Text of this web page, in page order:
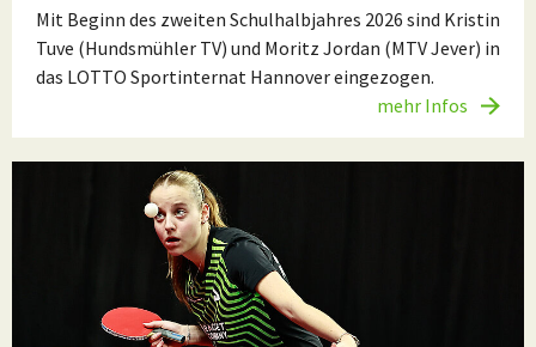
Mit Beginn des zweiten Schulhalbjahres 2026 sind Kristin
Tuve (Hundsmühler TV) und Moritz Jordan (MTV Jever) in
das LOTTO Sportinternat Hannover eingezogen.
mehr Infos